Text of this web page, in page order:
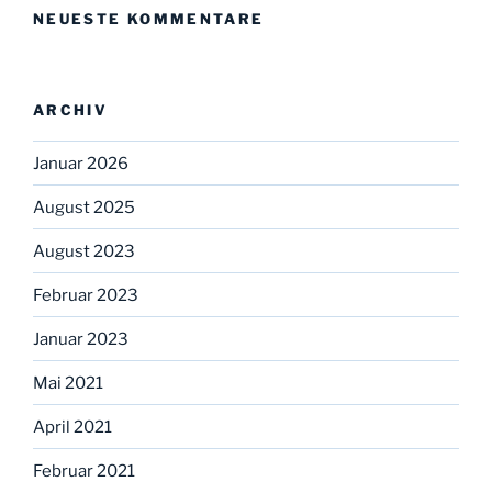
NEUESTE KOMMENTARE
ARCHIV
Januar 2026
August 2025
August 2023
Februar 2023
Januar 2023
Mai 2021
April 2021
Februar 2021